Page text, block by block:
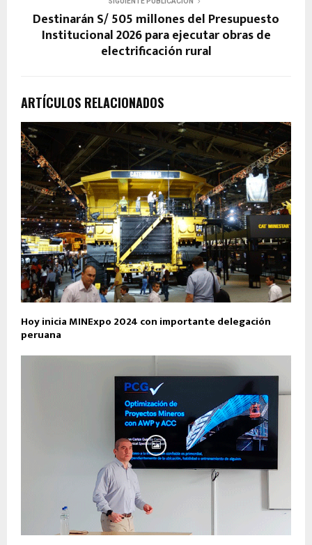
Destinarán S/ 505 millones del Presupuesto
Institucional 2026 para ejecutar obras de
electrificación rural
ARTÍCULOS RELACIONADOS
Hoy inicia MINExpo 2024 con importante delegación
peruana